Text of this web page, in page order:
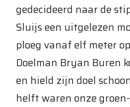
gedecideerd naar de
Sluijs een uitgelezen
ploeg vanaf elf meter
Doelman Bryan Buren
en hield zijn doel
helft waren onze